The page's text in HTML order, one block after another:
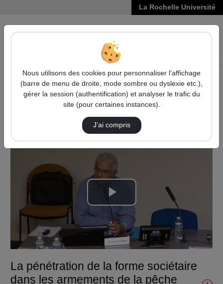
La Rochelle Université
VIDÉOS
Accueil
Sciences, Technologies, Santé
La surexploitation des ressources halieutiques dans la
longue durée : Représentations et réalité
La Pénétration De La Forme Sociétaire Dans L…
Lire
la
vidéo
La pénétration de la forme sociétaire
dans les armements de la pêche
Nous utilisons des cookies pour personnaliser l’affichage
(barre de menu de droite, mode sombre ou dyslexie etc.),
gérer la session (authentification) et analyser le trafic du
site (pour certaines instances).
J’ai compris